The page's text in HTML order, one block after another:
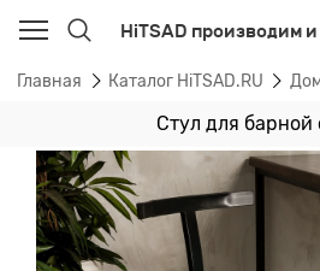
HiTSAD производим
Главная Каталог HiTSAD.RU
Стул для барной